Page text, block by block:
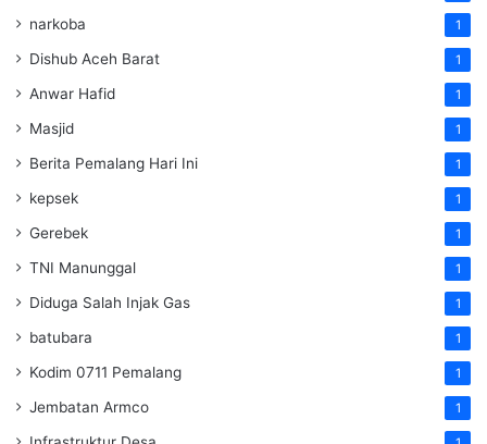
narkoba 1
Dishub Aceh Barat 1
Anwar Hafid 1
Masjid 1
Berita Pemalang Hari Ini 1
kepsek 1
Gerebek 1
TNI Manunggal 1
Diduga Salah Injak Gas 1
batubara 1
Kodim 0711 Pemalang 1
Jembatan Armco 1